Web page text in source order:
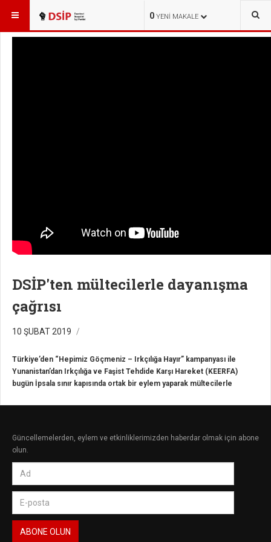
0 YENI MAKALE
BURADASINIZ: HABERLER ETKİNLİKLER
DSİP'ten mültecilerle dayanışma
çağrısı
10 ŞUBAT 2019
Türkiye’den “Hepimiz Göçmeniz – Irkçılığa Hayır” kampanyası ile
Yunanistan’dan Irkçılığa ve Faşist Tehdide Karşı Hareket (KEERFA)
bugün İpsala sınır kapısında ortak bir eylem yaparak mültecilerle
Güncellemelerden, eylem ve etkinliklerimizden haberdar olmak için abone
olun.